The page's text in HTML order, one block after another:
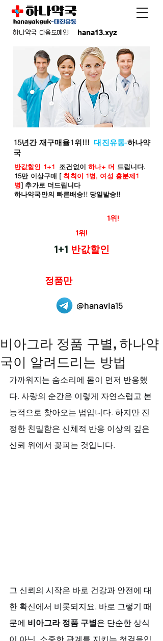
hana13.xyz
하나약국 다음도메인:
15년간 재구매율1위!!!대진유통-하나약
국
반값할인 1+1 조건없이 하나+ 더 드립니다.
15만 이상구매 [ 칙칙이 1병, 여성 흥분제1
병] 추가로 더드립니다
하나약국만의 빠른배송!! 당일발송!!
1위!
1위!
1+1 반값할인
정품만
@hanavia15
비아그라 정품 구별, 하나약
국이 알려드리는 방법
가까워지는 숨소리에 몸이 먼저 반응했
다. 사랑의 순간은 이렇게 자연스럽고 본
능적으로 찾아오는 법입니다. 하지만 진
정한 친밀함은 신체적 반응 이상의 깊은
신뢰 위에서 꽃피는 것입니다.
그 신뢰의 시작은 바로 건강과 안전에 대
한 확신에서 비롯되지요. 바로 그렇기 때
문에 비아그라 정품 구별은 단순한 상식
이 아닌, 소중한 관계를 지키는 첫걸음입